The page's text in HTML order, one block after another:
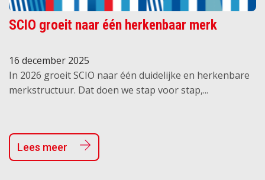
SCIO groeit naar één herkenbaar merk
16 december 2025
In 2026 groeit SCIO naar één duidelijke en herkenbare
merkstructuur. Dat doen we stap voor stap,...
Lees meer